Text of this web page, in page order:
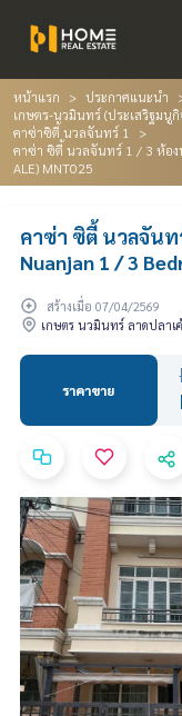
หน้าแรก
ประกาศแนะนำ
เกษตร-นวมินทร์ (ประเสริฐมนู
คาซ่าซิตี้ นวลจันทร์ 1
คาซ่า ซิตี้ นวลจันทร์ 1 / 3 ห้องน
ALE) MNT025
คาซ่า ซิตี้ นวลจันท
Nuanjan 1 / 3
สร้างเมื่อ 07/04/2569
เกษตร นวมินทร์ ลาดปลาเ
ราคาขาย